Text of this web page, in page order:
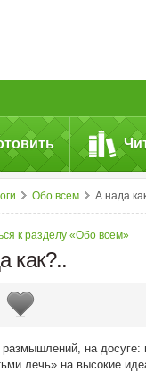
Обо всем А нада
к разделу «Обо всем»
как?..
на досуге:
лечь» на высокие